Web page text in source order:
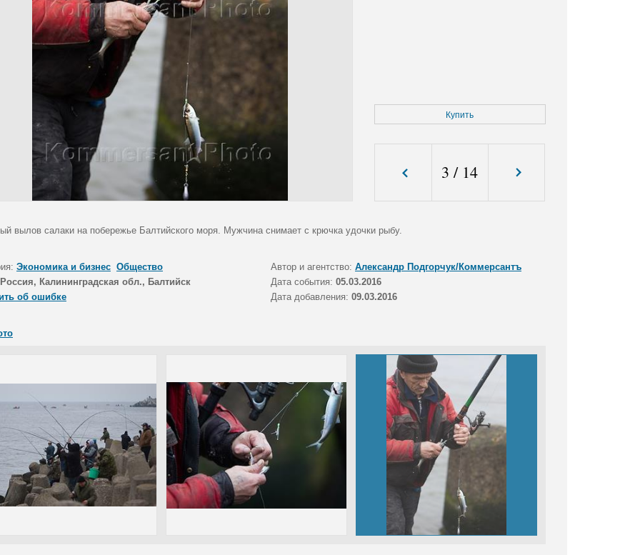
Купить
3 / 14
вылов салаки на побережье Балтийского моря. Мужчина снимает с крючка удочки рыбу.
Экономика и бизнес Общество Автор и агентство: Александр Подгорчук/Коммерсантъ
Россия, Калининградская обл., Балтийск Дата события: 05.03.2016
об ошибке
Дата добавления: 09.03.2016